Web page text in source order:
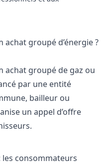
achat groupé d’énergie ?
achat groupé de gaz ou
par une entité
bailleur ou
un appel d’offre
.
les consommateurs